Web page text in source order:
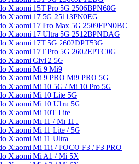
Xiaomi 15T Pro 5G 2506BPN68G
Xiaomi 17 5G 25113PN0EG
Xiaomi 17 Pro Max 5G 2509FPN0BC
Xiaomi 17 Ultra 5G 2512BPNDAG
Xiaomi 17T 5G 2602DPT53G
Xiaomi 17T Pro 5G 2602EPTC0G
Xiaomi Civi 2 5G
Xiaomi Mi 9 Mi9
Xiaomi Mi 9 PRO Mi9 PRO 5G
Xiaomi Mi 10 5G / Mi 10 Pro 5G
Xiaomi Mi 10 Lite 5G
Xiaomi Mi 10 Ultra 5G
Xiaomi Mi 10T Lite
Xiaomi Mi 11 / Mi 11T
Xiaomi Mi 11 Lite / 5G
Xiaomi Mi 11 Ultra
Xiaomi Mi 11i / POCO F3 / F3 PRO
Xiaomi Mi A1 / Mi 5X